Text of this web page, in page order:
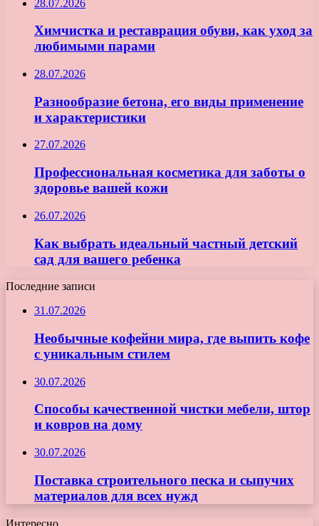
28.07.2026
Химчистка и реставрация обуви, как уход за
любимыми парами
28.07.2026
Разнообразие бетона, его виды применение
и характеристики
27.07.2026
Профессиональная косметика для заботы о
здоровье вашей кожи
26.07.2026
Как выбрать идеальный частный детский
сад для вашего ребенка
Последние записи
31.07.2026
Необычные кофейни мира, где выпить кофе
с уникальным стилем
30.07.2026
Способы качественной чистки мебели, штор
и ковров на дому
30.07.2026
Поставка строительного песка и сыпучих
материалов для всех нужд
Интересно